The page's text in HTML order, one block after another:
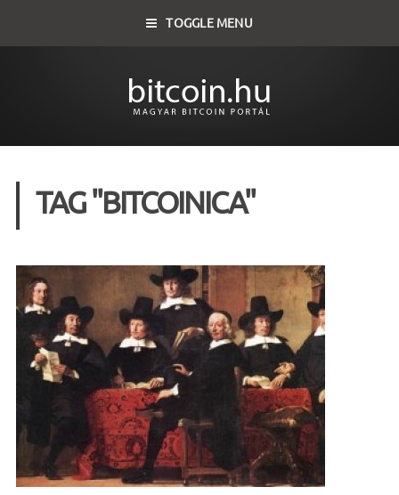
TOGGLE MENU
TAG "BITCOINICA"